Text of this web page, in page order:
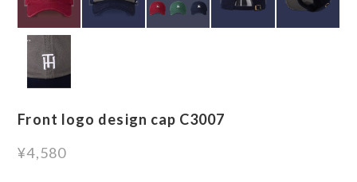
Front logo design cap C3007
¥4,580